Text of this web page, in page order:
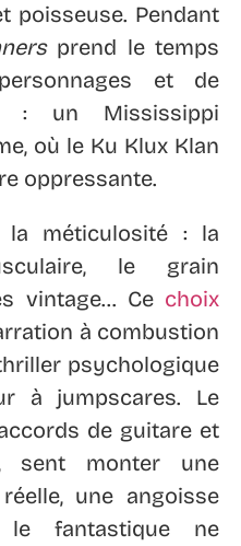
poisseuse. Pendant
prend le temps
et de
: un Mississippi
où le Ku Klux Klan
oppressante.
la méticulosité : la
le grain
vintage… Ce choix
à combustion
psychologique
à jumpscares. Le
de guitare et
sent monter une
une angoisse
fantastique ne